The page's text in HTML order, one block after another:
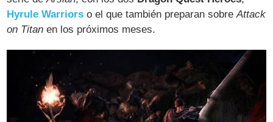
Hyrule Warriors o el que también preparan sobreAttack
on Titan en los próximos meses.